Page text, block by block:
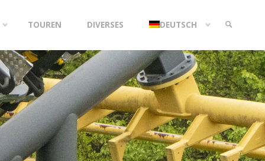
TOUREN DIVERSES DEUTSCH
SEARCH